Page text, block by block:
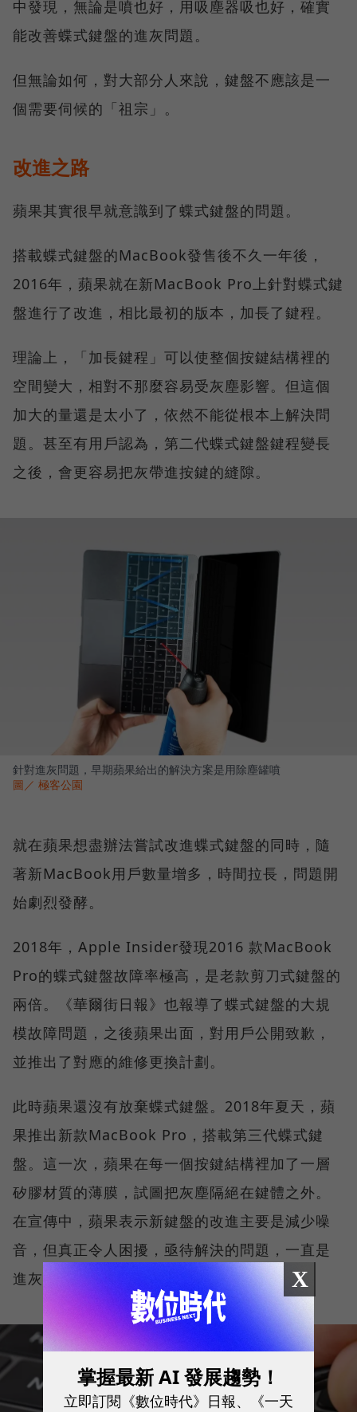
中發現，無論是噴也好，用吸塵器吸也好，確實
能改善蝶式鍵盤的進灰問題。
但無論如何，對大部分人來說，鍵盤不應該是一
個需要伺候的「祖宗」。
改進之路
蘋果其實很早就意識到了蝶式鍵盤的問題。
搭載蝶式鍵盤的MacBook發售後不久一年後，
2016年，蘋果就在新MacBook Pro上針對蝶式鍵
盤進行了改進，相比最初的版本，加長了鍵程。
理論上，「加長鍵程」可以使整個按鍵結構裡的
空間變大，相對不那麼容易受灰塵影響。但這個
加大的量還是太小了，依然不能從根本上解決問
題。甚至有用戶認為，第二代蝶式鍵盤鍵程變長
之後，會更容易把灰帶進按鍵的縫隙。
針對進灰問題，早期蘋果給出的解決方案是用除塵罐噴
圖／ 極客公園
就在蘋果想盡辦法嘗試改進蝶式鍵盤的同時，隨
著新MacBook用戶數量增多，時間拉長，問題開
始劇烈發酵。
2018年，Apple Insider發現2016 款MacBook
Pro的蝶式鍵盤故障率極高，是老款剪刀式鍵盤的
兩倍。《華爾街日報》也報導了蝶式鍵盤的大規
模故障問題，之後蘋果出面，對用戶公開致歉，
並推出了對應的維修更換計劃。
此時蘋果還沒有放棄蝶式鍵盤。2018年夏天，蘋
果推出新款MacBook Pro，搭載第三代蝶式鍵
盤。這一次，蘋果在每一個按鍵結構裡加了一層
矽膠材質的薄膜，試圖把灰塵隔絕在鍵體之外。
在宣傳中，蘋果表示新鍵盤的改進主要是減少噪
音，但真正令人困擾，亟待解決的問題，一直是
進灰。
X
掌握最新 AI 發展趨勢！
立即訂閱《數位時代》日報、《一天